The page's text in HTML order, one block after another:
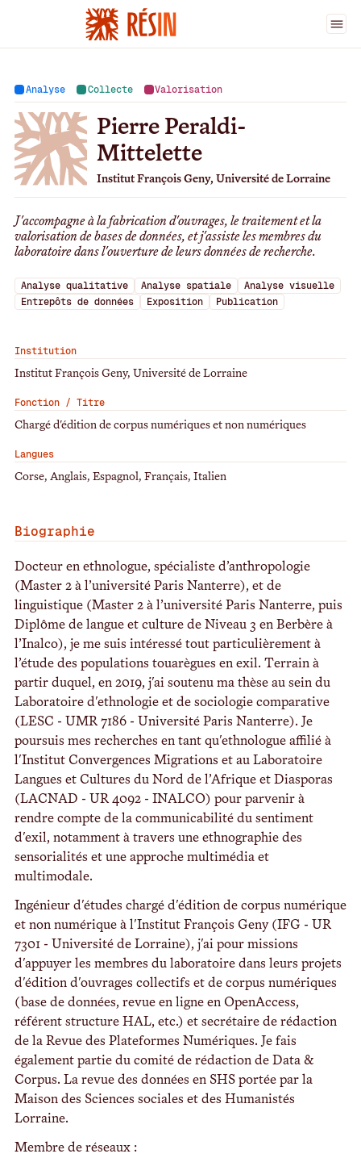
Pierre Peraldi-Mittelette
Analyse Collecte Valorisation
Pierre Peraldi-
Mittelette
Institut François Geny, Université de Lorraine
J'accompagne à la fabrication d'ouvrages, le traitement et la
valorisation de bases de données, et j'assiste les membres du
laboratoire dans l'ouverture de leurs données de recherche.
Analyse qualitative Analyse spatiale
Analyse visuelle
Entrepôts de données
Exposition Publication
Institution
Institut François Geny, Université de Lorraine
Fonction / Titre
Chargé d'édition de corpus numériques et non numériques
Langues
Corse, Anglais, Espagnol, Français, Italien
Biographie
Docteur en ethnologue, spécialiste d’anthropologie
(Master 2 à l’université Paris Nanterre), et de
linguistique (Master 2 à l’université Paris Nanterre, puis
Diplôme de langue et culture de Niveau 3 en Berbère à
l’Inalco), je me suis intéressé tout particulièrement à
l’étude des populations touarègues en exil. Terrain à
partir duquel, en 2019, j'ai soutenu ma thèse au sein du
Laboratoire d'ethnologie et de sociologie comparative
(LESC - UMR 7186 - Université Paris Nanterre). Je
poursuis mes recherches en tant qu'ethnologue affilié à
l'Institut Convergences Migrations et au Laboratoire
Langues et Cultures du Nord de l’Afrique et Diasporas
(LACNAD - UR 4092 - INALCO) pour parvenir à
rendre compte de la communicabilité du sentiment
d'exil, notamment à travers une ethnographie des
sensorialités et une approche multimédia et
multimodale.
Ingénieur d'études chargé d'édition de corpus numérique
et non numérique à l'Institut François Geny (IFG - UR
7301 - Université de Lorraine), j'ai pour missions
d'appuyer les membres du laboratoire dans leurs projets
d'édition d'ouvrages collectifs et de corpus numériques
(base de données, revue en ligne en OpenAccess,
référent structure HAL, etc.) et secrétaire de rédaction
de la Revue des Plateformes Numériques. Je fais
également partie du comité de rédaction de Data &
Corpus. La revue des données en SHS portée par la
Maison des Sciences sociales et des Humanistés
Lorraine.
Membre de réseaux :